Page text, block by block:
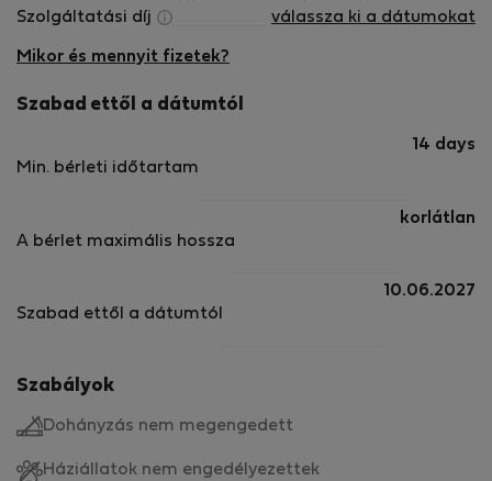
Szolgáltatási díj
válassza ki a dátumokat
Mikor és mennyit fizetek?
Szabad ettől a dátumtól
Min. bérleti időtartam
14 days
A bérlet maximális hossza
korlátlan
Szabad ettől a dátumtól
10.06.2027
Szabályok
Dohányzás nem megengedett
Háziállatok nem engedélyezettek